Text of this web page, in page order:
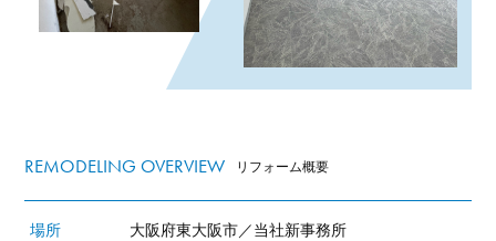
REMODELING OVERVIEW リフォーム概要
場所 大阪府東大阪市／当社新事務所